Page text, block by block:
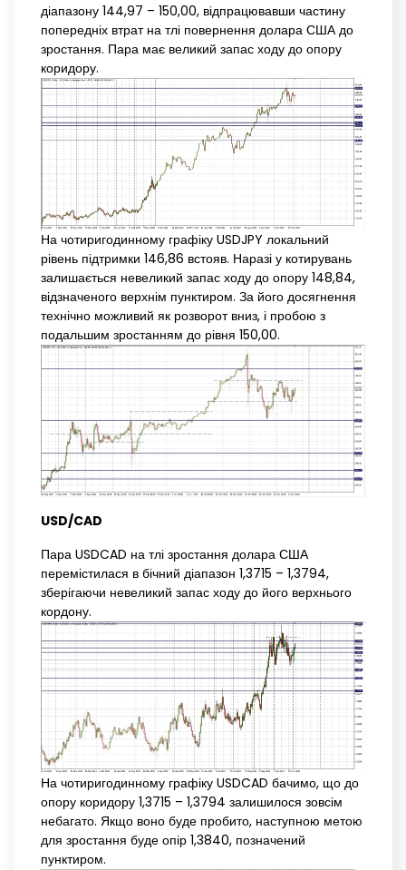
діапазону 144,97 – 150,00, відпрацювавши частину
попередніх втрат на тлі повернення долара США до
зростання. Пара має великий запас ходу до опору
коридору.
На чотиригодинному графіку USDJPY локальний
рівень підтримки 146,86 встояв. Наразі у котирувань
залишається невеликий запас ходу до опору 148,84,
відзначеного верхнім пунктиром. За його досягнення
технічно можливий як розворот вниз, і пробою з
подальшим зростанням до рівня 150,00.
USD/CAD
Пара USDCAD на тлі зростання долара США
перемістилася в бічний діапазон 1,3715 – 1,3794,
зберігаючи невеликий запас ходу до його верхнього
кордону.
На чотиригодинному графіку USDCAD бачимо, що до
опору коридору 1,3715 – 1,3794 залишилося зовсім
небагато. Якщо воно буде пробито, наступною метою
для зростання буде опір 1,3840, позначений
пунктиром.